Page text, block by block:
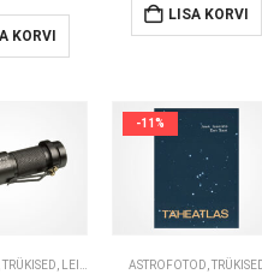
1590,00 €.
is:
1480,00 €.
KORVI
LISA KORVI
, LEIUNURK / VARIOUS / SALE
-11%
ASTROFOTOD,